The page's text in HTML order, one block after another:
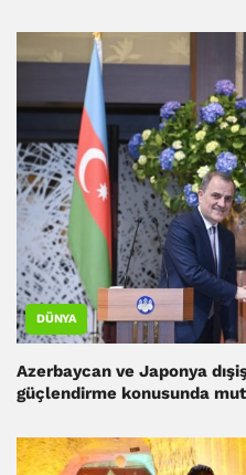
DÜNYA
Azerbaycan ve Japonya
güçlendirme konusunda